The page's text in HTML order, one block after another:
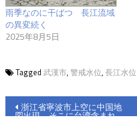
雨季なのに干ばつ 長江流域
の異変続く
2025年8月5日
Tagged 武漢市, 警戒水位, 長江水位
投浙江省寧波市上空に中国地
図出現 そこに台湾含まれ